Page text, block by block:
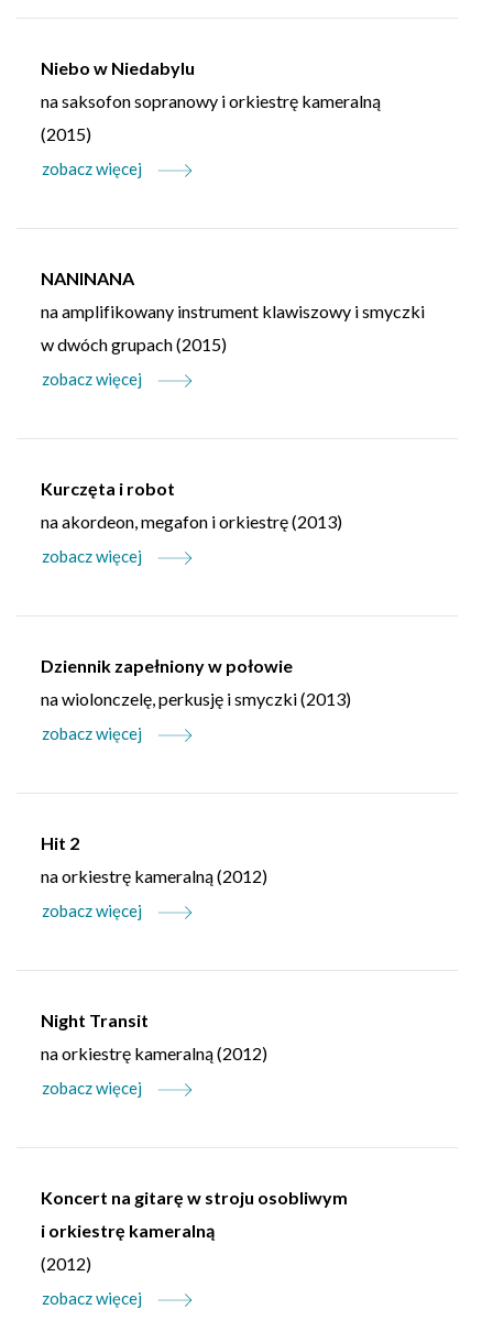
Niebo w Niedabylu
na saksofon sopranowy i orkiestrę kameralną
(2015)
zobacz więcej
NANINANA
na amplifikowany instrument klawiszowy i smyczki
w dwóch grupach (2015)
zobacz więcej
Kurczęta i robot
na akordeon, megafon i orkiestrę (2013)
zobacz więcej
Dziennik zapełniony w połowie
na wiolonczelę, perkusję i smyczki (2013)
zobacz więcej
Hit 2
na orkiestrę kameralną (2012)
zobacz więcej
Night Transit
na orkiestrę kameralną (2012)
zobacz więcej
Koncert na gitarę w stroju osobliwym
i orkiestrę kameralną
(2012)
zobacz więcej